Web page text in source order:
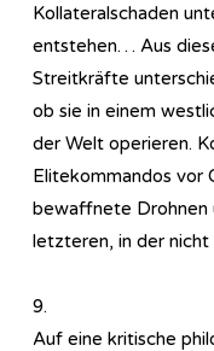
Kollateralschaden
entstehen… Aus
Streitkräfte
ob sie in einem
der Welt operieren.
Elitekommandos vor
bewaffnete Drohnen
letzteren, in der nicht
9.
Auf eine kritische